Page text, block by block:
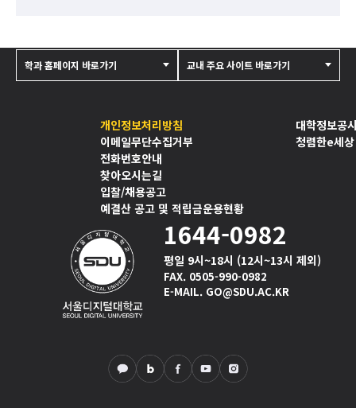
개인정보처리방침
이메일무단수집거부
전화번호안내
찾아오시는길
입찰/채용공고
예결산 공고 및 적립금운용현황
대학정보공
청렴한e세상
1644-0982
평일 9시~18시 (12시~13시 제외)
FAX. 0505-990-0982
E-MAIL. GO@SDU.AC.KR
학과 홈페이지 바로가기 교내 주요 사이트 바로가기